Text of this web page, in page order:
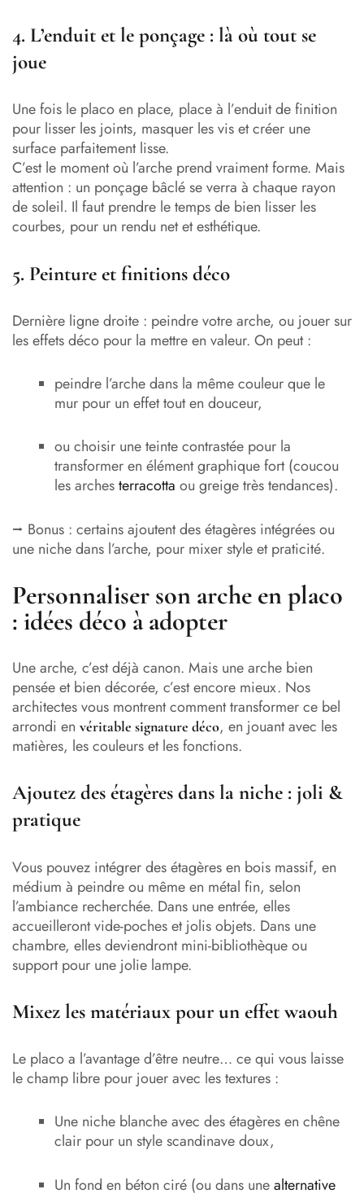
4. L’enduit et le ponçage : là où tout se
joue
Une fois le placo en place, place à l’enduit de finition
pour lisser les joints, masquer les vis et créer une
surface parfaitement lisse.
C’est le moment où l’arche prend vraiment forme. Mais
attention : un ponçage bâclé se verra à chaque rayon
de soleil. Il faut prendre le temps de bien lisser les
courbes, pour un rendu net et esthétique.
5. Peinture et finitions déco
Dernière ligne droite : peindre votre arche, ou jouer sur
les effets déco pour la mettre en valeur. On peut :
peindre l’arche dans la même couleur que le
mur pour un effet tout en douceur,
ou choisir une teinte contrastée pour la
transformer en élément graphique fort (coucou
les archesterracotta ou greige très tendances).
⭢ Bonus : certains ajoutent des étagères intégrées ou
une niche dans l’arche, pour mixer style et praticité.
Personnaliser son arche en placo
: idées déco à adopter
Une arche, c’est déjà canon. Mais une arche bien
pensée et bien décorée, c’est encore mieux. Nos
architectes vous montrent comment transformer ce bel
arrondi en véritable signature déco, en jouant avec les
matières, les couleurs et les fonctions.
Ajoutez des étagères dans la niche : joli &
pratique
Vous pouvez intégrer des étagères en bois massif, en
médium à peindre ou même en métal fin, selon
l’ambiance recherchée. Dans une entrée, elles
accueilleront vide-poches et jolis objets. Dans une
chambre, elles deviendront mini-bibliothèque ou
support pour une jolie lampe.
Mixez les matériaux pour un effet waouh
Le placo a l’avantage d’être neutre… ce qui vous laisse
le champ libre pour jouer avec les textures :
Une niche blanche avec des étagères en chêne
clair pour un style scandinave doux,
Un fond en béton ciré (ou dans unealternative